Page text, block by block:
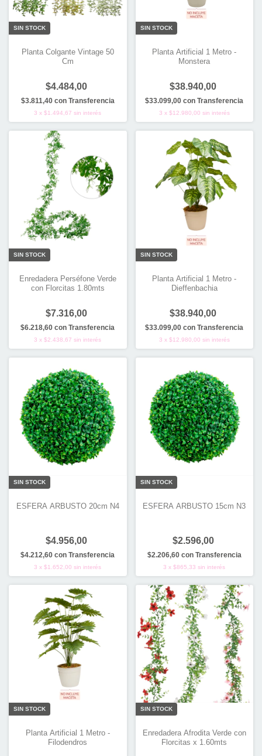
SIN STOCK
Planta Colgante Vintage 50
Cm
$4.484,00
$3.811,40 con Transferencia
3 x$1.494,67 sin interés
SIN STOCK
Planta Artificial 1 Metro -
Monstera
$38.940,00
$33.099,00con Transferencia
3 x $12.980,00 sin interés
SIN STOCK
Enredadera Perséfone Verde
con Florcitas 1.80mts
$7.316,00
$6.218,60con Transferencia
3 x$2.438,67 sin interés
SIN STOCK
Planta Artificial 1 Metro -
Dieffenbachia
$38.940,00
$33.099,00con Transferencia
3 x $12.980,00 sin interés
SIN STOCK
ESFERA ARBUSTO 20cm N4
$4.956,00
$4.212,60con Transferencia
3 x$1.652,00 sin interés
SIN STOCK
ESFERA ARBUSTO 15cm N3
$2.596,00
$2.206,60 con Transferencia
3 x$865,33 sin interés
SIN STOCK
Planta Artificial 1 Metro -
Filodendros
SIN STOCK
Enredadera Afrodita Verde con
Florcitas x 1.60mts